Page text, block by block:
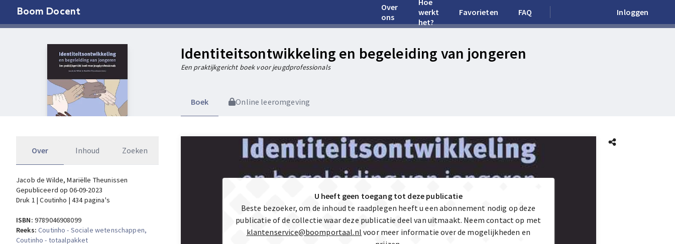
Boom Docent
Over
ons
Hoe
werkt
het?
Favorieten FAQ Inloggen
Identiteitsontwikkeling en begeleiding van jongeren
Een praktijkgericht boek voor jeugdprofessionals
Boek Online leeromgeving
Over Inhoud Zoeken
Jacob de Wilde, Mariëlle Theunissen
Gepubliceerd op 06-09-2023
Druk 1 | Coutinho | 434 pagina's
ISBN: 9789046908099
Reeks:Coutinho - Sociale wetenschappen,
Coutinho - totaalpakket
U heeft geen toegang tot deze publicatie
Beste bezoeker, om de inhoud te raadplegen heeft u een abonnement nodig op deze
publicatie of de collectie waar deze publicatie deel van uitmaakt. Neem contact op met
klantenservice@boomportaal.nl voor meer informatie over de mogelijkheden en